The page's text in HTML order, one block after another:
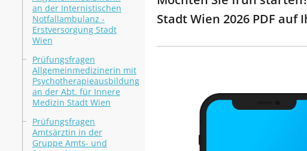
an der Internistischen
Notfallambulanz -
Erstversorgung Stadt
Wien
Prüfungsfragen
Allgemeinmedizinerin mit
Psychotherapieausbildung
an der Abt. für Innere
Medizin Stadt Wien
Prüfungsfragen
Amtsärztin in der
Gruppe Amts- und
Stadt Wien 2026 PDF